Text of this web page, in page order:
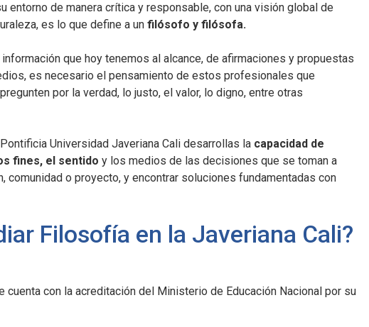
entorno de manera crítica y responsable, con una visión global de
es lo que define a un filósofo y filósofa.
que hoy tenemos al alcance, de afirmaciones y propuestas
es necesario el pensamiento de estos profesionales que
por la verdad, lo justo, el valor, lo digno, entre otras
Universidad Javeriana Cali desarrollas la capacidad de
fines, el sentido y los medios de las decisiones que se toman a
comunidad o proyecto, y encontrar soluciones fundamentadas con
Filosofía en la Javeriana Cali?
cuenta con la acreditación del Ministerio de Educación Nacional por su